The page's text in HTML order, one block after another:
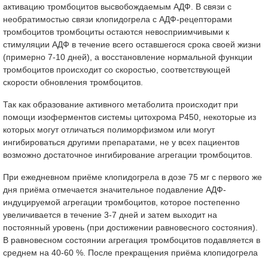
активацию тромбоцитов высвобождаемым АДФ. В связи с
необратимостью связи клопидогрела с АДФ-рецепторами
тромбоцитов тромбоциты остаются невосприимчивыми к
стимуляции АДФ в течение всего оставшегося срока своей жизни
(примерно 7-10 дней), а восстановление нормальной функции
тромбоцитов происходит со скоростью, соответствующей
скорости обновления тромбоцитов.
Так как образование активного метаболита происходит при
помощи изоферментов системы цитохрома Р450, некоторые из
которых могут отличаться полиморфизмом или могут
ингибироваться другими препаратами, не у всех пациентов
возможно достаточное ингибирование агрегации тромбоцитов.
При ежедневном приёме клопидогрела в дозе 75 мг с первого же
дня приёма отмечается значительное подавление АДФ-
индуцируемой агрегации тромбоцитов, которое постепенно
увеличивается в течение 3-7 дней и затем выходит на
постоянный уровень (при достижении равновесного состояния).
В равновесном состоянии агрегация тромбоцитов подавляется в
среднем на 40-60 %. После прекращения приёма клопидогрела